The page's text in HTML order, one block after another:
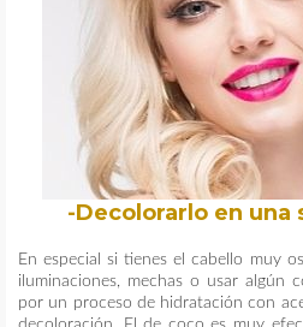
-Decolorarlo en una
En especial si tienes el cabello muy
iluminaciones, mechas o usar algún
por un proceso de hidratación con